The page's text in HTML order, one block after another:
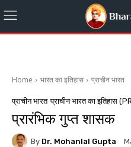
Home भारत का इतिहास प्राचीन भारत
प्राचीन भारत प्राचीन भारत का इतिहास
प्रारंभिक गुप्त शासक
By Dr. Mohanlal Gupta